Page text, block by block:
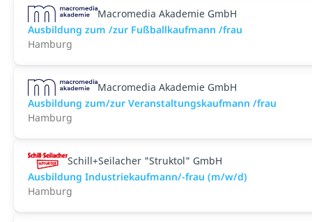
Macromedia Akademie GmbH
Ausbildung zum /zur Fußballkaufmann /frau
Hamburg
Macromedia Akademie GmbH
Ausbildung zum/zur Veranstaltungs­kaufmann /frau
Hamburg
Schill+Seilacher "Struktol" GmbH
Ausbildung Industriekaufmann/-frau (m/w/d)
Hamburg